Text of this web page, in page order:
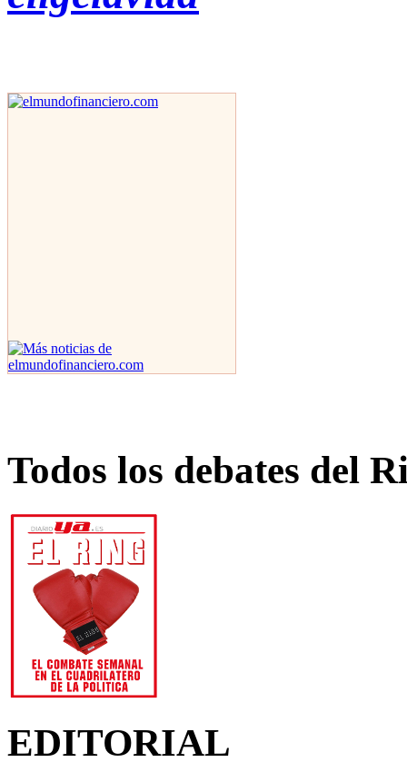
Todos los debates del
EDITORIAL